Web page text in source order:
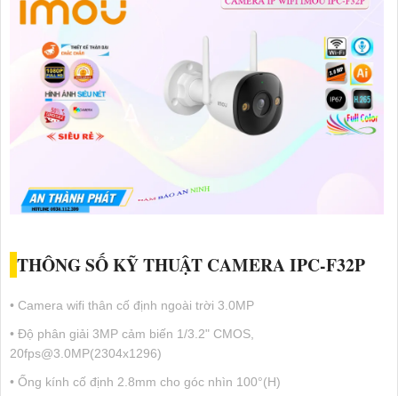
THÔNG SỐ KỸ THUẬT CAMERA IPC-F32P
• Camera wifi thân cố định ngoài trời 3.0MP
• Độ phân giải 3MP cảm biến 1/3.2" CMOS,
20fps@3.0MP(2304x1296)
• Ống kính cố định 2.8mm cho góc nhìn 100°(H)